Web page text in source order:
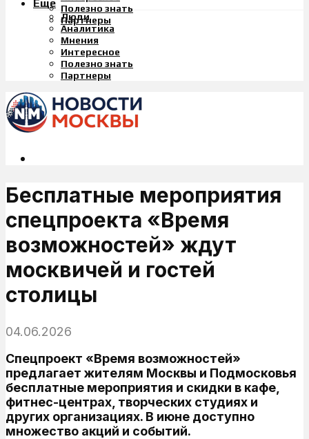
Полезно знать
Партнеры
Еще
Люди
Аналитика
Мнения
Интересное
Полезно знать
Партнеры
Бесплатные мероприятия
спецпроекта «Время
возможностей» ждут
москвичей и гостей
столицы
04.06.2026
Спецпроект «Время возможностей»
предлагает жителям Москвы и Подмосковья
бесплатные мероприятия и скидки в кафе,
фитнес-центрах, творческих студиях и
других организациях. В июне доступно
множество акций и событий.